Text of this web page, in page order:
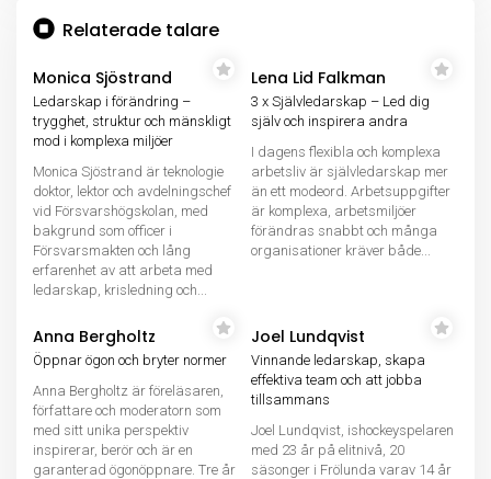
Relaterade talare
Monica Sjöstrand
Ledarskap i förändring –
trygghet, struktur och mänskligt
mod i komplexa miljöer
Monica Sjöstrand är teknologie
doktor, lektor och avdelningschef
vid Försvarshögskolan, med
bakgrund som officer i
Försvarsmakten och lång
erfarenhet av att arbeta med
ledarskap, krisledning och...
Lena Lid Falkman
3 x Självledarskap – Led dig
själv och inspirera andra
I dagens flexibla och komplexa
arbetsliv är självledarskap mer
än ett modeord. Arbetsuppgifter
är komplexa, arbetsmiljöer
förändras snabbt och många
organisationer kräver både...
Anna Bergholtz
Öppnar ögon och bryter normer
Anna Bergholtz är föreläsaren,
författare och moderatorn som
med sitt unika perspektiv
inspirerar, berör och är en
garanterad ögonöppnare. Tre år
Joel Lundqvist
Vinnande ledarskap, skapa
effektiva team och att jobba
tillsammans
Joel Lundqvist, ishockeyspelaren
med 23 år på elitnivå, 20
säsonger i Frölunda varav 14 år